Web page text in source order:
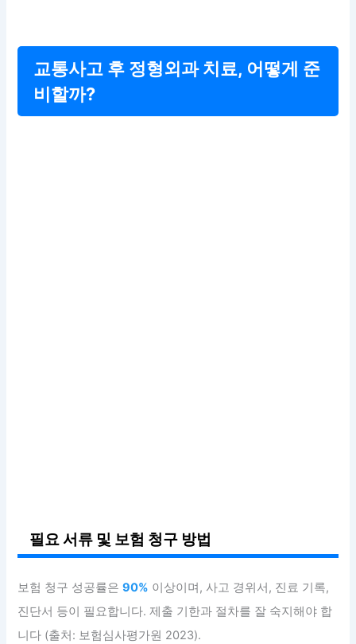
교통사고 후 정형외과 치료, 어떻게 준
비할까?
필요 서류 및 보험 청구 방법
보험 청구 성공률은90% 이상이며, 사고 경위서, 진료 기록,
진단서 등이 필요합니다. 제출 기한과 절차를 잘 숙지해야 합
니다 (출처: 보험심사평가원 2023).